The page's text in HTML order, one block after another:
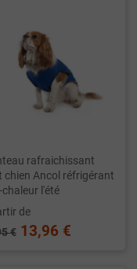
rafraichissant
chien Ancol réfrigérant
l'été
de
€ 13,96 €